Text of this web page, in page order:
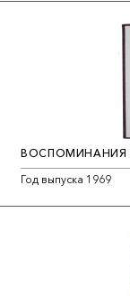
ВОСПОМИНАНИЯ
Год выпуска 1969